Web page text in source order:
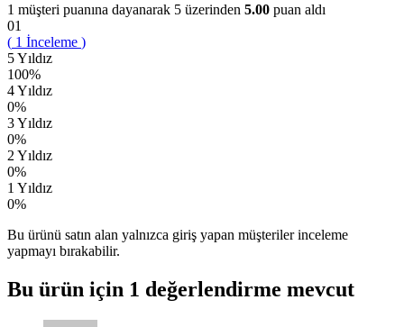
1 müşteri puanına dayanarak 5 üzerinden 5.00 puan aldı
01
( 1 İnceleme )
5 Yıldız
100%
4 Yıldız
0%
3 Yıldız
0%
2 Yıldız
0%
1 Yıldız
0%
Bu ürünü satın alan yalnızca giriş yapan müşteriler inceleme
yapmayı bırakabilir.
Bu ürün için 1 değerlendirme mevcut